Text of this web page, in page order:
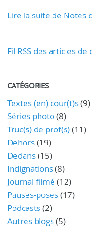
Lire la suite de Notes
Fil RSS des articles de
CATÉGORIES
Textes (en) cour(t)s(9)
Séries photo(8)
Truc(s) de prof(s)(11)
Dehors(19)
Dedans(15)
Indignations(8)
Journal filmé (12)
Pauses-poses(17)
Podcasts(2)
Autres blogs(5)